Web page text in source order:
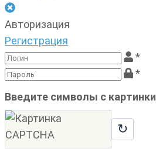
Авторизация
Регистрация
*
*
Введите символы с картинки
↻